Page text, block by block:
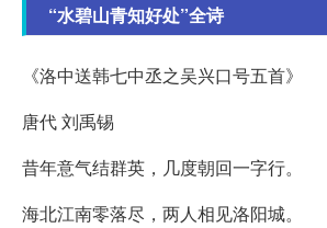
“水碧山青知好处”全诗
《洛中送韩七中丞之吴兴口号五首》
唐代 刘禹锡
昔年意气结群英，几度朝回一字行。
海北江南零落尽，两人相见洛阳城。